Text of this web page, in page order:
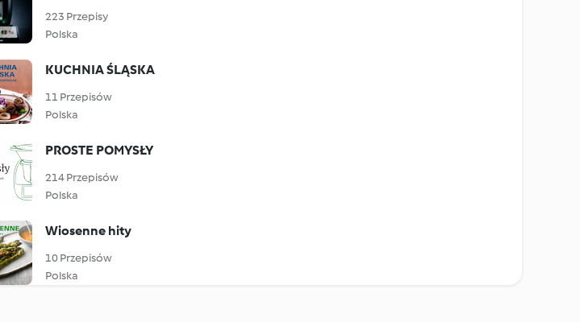
223 Przepisy
Polska
KUCHNIA ŚLĄSKA
11 Przepisów
Polska
PROSTE POMYSŁY
214 Przepisów
Polska
Wiosenne hity
10 Przepisów
Polska